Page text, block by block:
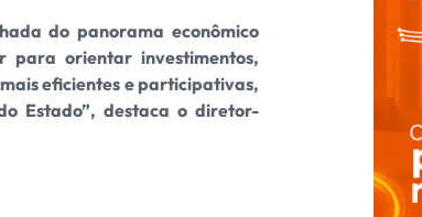
do panorama econômico
para orientar investimentos,
eficientes e participativas,
Estado”, destaca o diretor-